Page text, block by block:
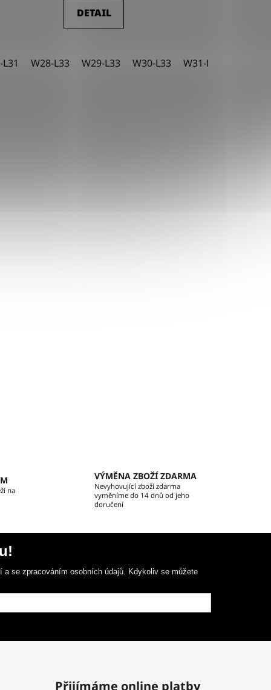
W28-L32 W28-L34 W29-L32 W29-L34
DETAIL
W28-L33 W29-L33 W30-L33 W31-L31
na
VÝMĚNA ZBOŽÍ ZDARMA
Nevyhovující zboží zdarma
vyměníme do 14 dnů od jeho
doručení
se zpracováním osobních údajů. Kdykoliv se můžete
Přijímáme online platby